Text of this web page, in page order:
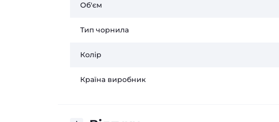
Об'єм
Тип чорнила
Колір
Країна виробник